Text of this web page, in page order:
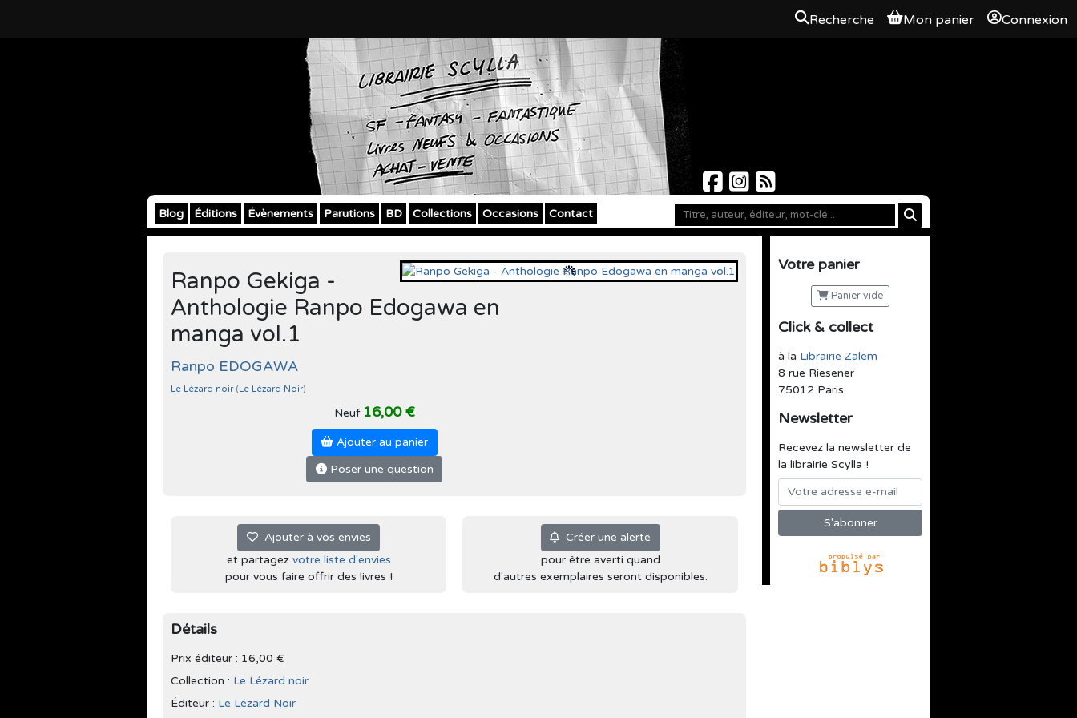
Recherche Mon panier Connexion
Blog Éditions Évènements Parutions BD Collections Occasions Contact
Votre panier
Panier vide
Click & collect
à la Librairie Zalem
8 rue Riesener
75012 Paris
Newsletter
Recevez la newsletter de
la librairie Scylla !
Ranpo Gekiga -
Anthologie Ranpo Edogawa en
manga vol.1
Ranpo EDOGAWA
Le Lézard noir (Le Lézard Noir)
Neuf 16,00 €
Ajouter au panier
Poser une question
Ajouter à vos envies
et partagez votre liste d'envies
pour vous faire offrir des livres !
Créer une alerte
pour être averti quand
d'autres exemplaires seront disponibles.
Détails
Prix éditeur : 16,00 €
Collection : Le Lézard noir
Éditeur : Le Lézard Noir